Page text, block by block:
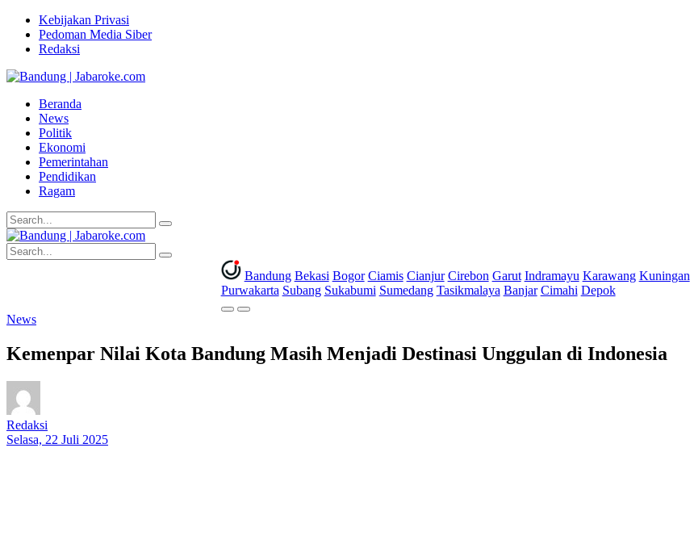
Kebijakan Privasi
Pedoman Media Siber
Redaksi
Beranda
News
Politik
Ekonomi
Pemerintahan
Pendidikan
Ragam
Bandung Bekasi Bogor Ciamis Cianjur Cirebon Garut Indramayu Karawang Kuningan
Purwakarta Subang Sukabumi Sumedang Tasikmalaya Banjar Cimahi Depok
News
Kemenpar Nilai Kota Bandung Masih Menjadi Destinasi Unggulan di Indonesia
Redaksi
Selasa, 22 Juli 2025